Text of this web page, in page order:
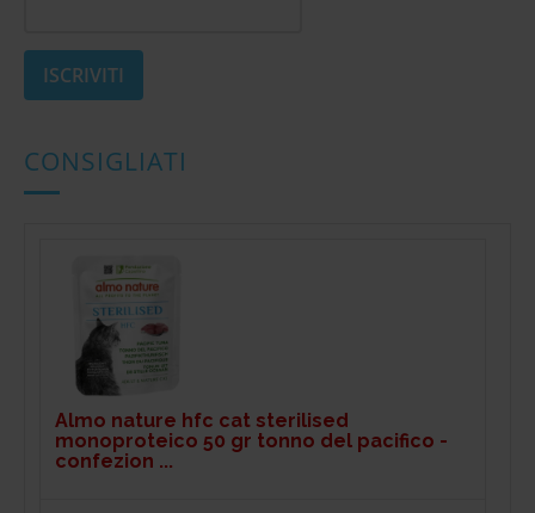
CONSIGLIATI
Almo nature hfc cat sterilised
monoproteico 50 gr tonno del pacifico -
confezion ...